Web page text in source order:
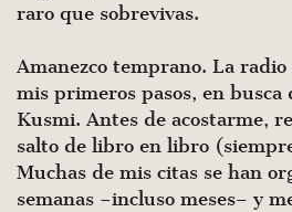
raro que sobrevivas.
Amanezco temprano. La radio
mis primeros pasos, en busca
Kusmi. Antes de acostarme,
salto de libro en libro
Muchas de mis citas se han
semanas –incluso meses– y